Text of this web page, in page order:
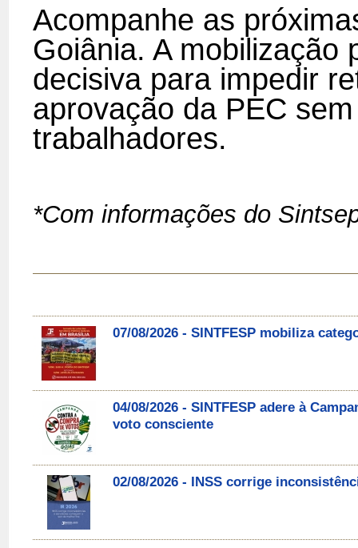
Acompanhe as
Goiânia. A mobilização
decisiva para impedir
aprovação da PEC
trabalhadores.
*Com informações do
07/08/2026 - SINTFESP mobiliza
04/08/2026 - SINTFESP adere à
voto consciente
02/08/2026 - INSS corrige